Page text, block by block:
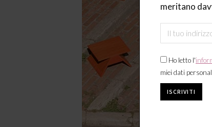
meritano
Ho letto l'
miei dati